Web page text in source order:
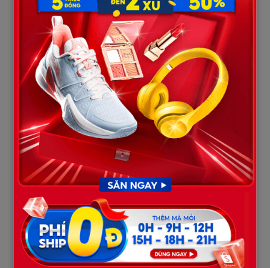
Một câu trả lời ngắn gọn.
Nhưng quá yếu ớt.
Con bé cau mày:
“Bận đến mức không gọi điện cho con luôn ạ?”
Tôi nhắm mắt.
Đủ rồi.
Tôi đặt mạnh bát xuống bàn:
“Ăn cơm đi con.”
Giọng tôi hơi gắt.
Con bé giật mình, cúi đầu ăn tiếp.